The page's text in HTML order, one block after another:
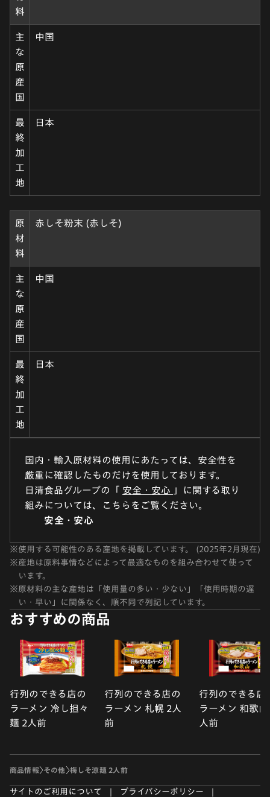
料
主
な
原
産
国
中国
最
終
加
工
地
日本
原
材
料
赤しそ粉末 (赤しそ)
主
な
原
産
国
中国
最
終
加
工
地
日本
国内・輸入原材料の使用にあたっては、安全性を
厳重に確認したものだけを使用しております。
日清食品グループの「 安全・安心 」に関する取り
組みについては、こちらをご覧ください。
安全・安心
※使用する可能性のある産地を掲載しています。 (2025年2月現在)
※産地は原料事情などによって最適なものを組み合わせて使って
います。
※原材料の主な産地は「使用量の多い・少ない」「使用時期の遅
い・早い」に関係なく、順不同で列記しています。
おすすめの商品
行列のできる店の
ラーメン 冷し担々
麺 2人前
行列のできる店の
ラーメン 札幌 2人
前
行列のできる店
ラーメン 和歌山
人前
商品情報 その他 梅しそ涼麺 2人前
サイトのご利用について プライバシーポリシー